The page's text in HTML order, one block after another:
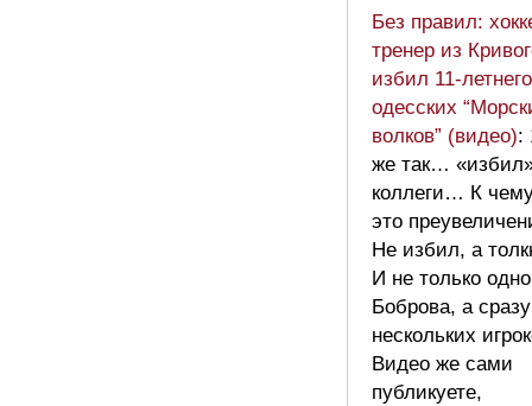
Без правил:
тренер из
избил 11-
одесских
волков” (видео):
же так…
коллеги… К
это
Не избил, а
И не только
Боброва, а сразу
нескольких
Видео же сами
публикуете,